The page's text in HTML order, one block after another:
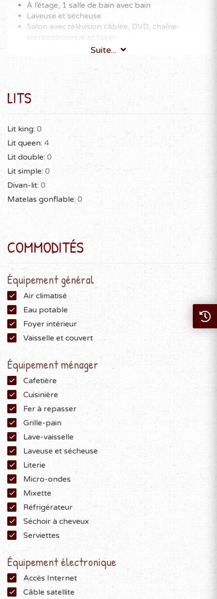
À l’étage, 1 salle de bain avec bain
Laveuse et sécheuse
Salon avec télévision câblée, DVD, chaîne
stéréophonique et foyer
ondes, lave-vaisselle, cafetière, petit four grille-
Animal de compagnie accepté sur
approbation.Frais supplémentaires de 15$ plus
Disponible 4 saisons
Suite...
LITS
Lit king: 0
Lit queen: 4
Lit double: 0
Lit simple: 0
Divan-lit: 0
Matelas gonflable: 0
COMMODITÉS
Équipement général
Air climatisé
Eau potable
Foyer intérieur
Vaisselle et couvert
Équipement ménager
Cafetière
Cuisinière
Fer à repasser
Grille-pain
Lave-vaisselle
Laveuse et sécheuse
Literie
Micro-ondes
Mixette
Réfrigérateur
Séchoir à cheveux
Serviettes
Équipement électronique
Accès Internet
Câble satellite